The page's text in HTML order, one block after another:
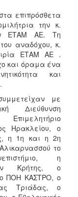
επιπρόσθετα
την κ.
ΕΤΑΜ ΑΕ. Τη
αναδόχου, κ.
ΕΤΑΜ ΑΕ .
και όραμα ένα
και
με
Διεύθυνση
Ηρακλείου, ο
η 1η και η 2η
το
η
Κρήτης, ο
ΠΟΗ ΚΑΣΤΡΟ, ο
Τριάδας, ο